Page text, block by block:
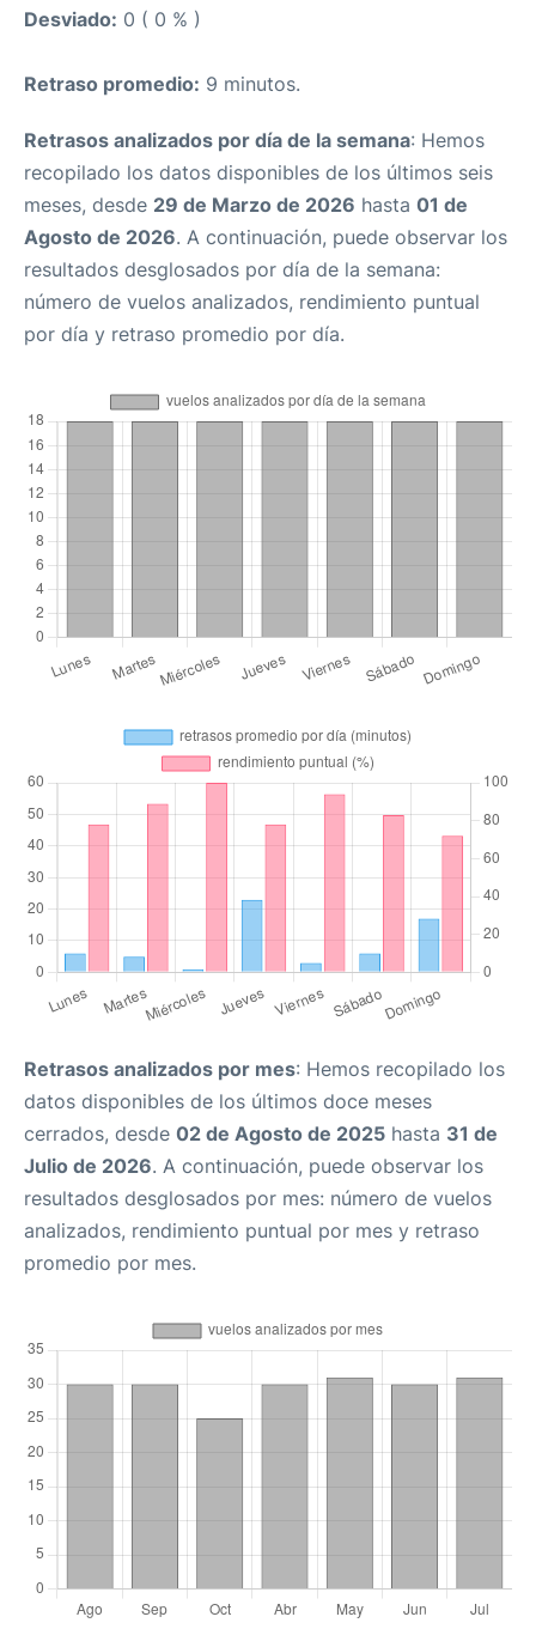
Desviado: 0 ( 0 % )
Retraso promedio: 9 minutos.
Retrasos analizados por día de la semana: Hemos
recopilado los datos disponibles de los últimos seis
meses, desde 29 de Marzo de 2026 hasta 01 de
Agosto de 2026. A continuación, puede observar los
resultados desglosados por día de la semana:
número de vuelos analizados, rendimiento puntual
por día y retraso promedio por día.
Retrasos analizados por mes: Hemos recopilado los
datos disponibles de los últimos doce meses
cerrados, desde 02 de Agosto de 2025 hasta 31 de
Julio de 2026. A continuación, puede observar los
resultados desglosados por mes: número de vuelos
analizados, rendimiento puntual por mes y retraso
promedio por mes.